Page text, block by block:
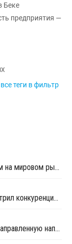
Беке
предприятия —
теги в фильтр
Цены ПВХ широко варьируются по регионам на мировом рынке
Дефицит сырья в Ормузском проливе обострил конкуренцию на рынке ПВХ в Азии
Мировые цены ПВХ демонстрируют разнонаправленную направленность